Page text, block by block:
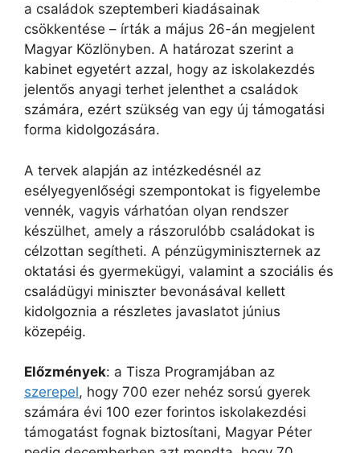
a családok szeptemberi kiadásainak
csökkentése – írták a május 26-án megjelent
Magyar Közlönyben. A határozat szerint a
kabinet egyetért azzal, hogy az iskolakezdés
jelentős anyagi terhet jelenthet a családok
számára, ezért szükség van egy új támogatási
forma kidolgozására.
A tervek alapján az intézkedésnél az
esélyegyenlőségi szempontokat is figyelembe
vennék, vagyis várhatóan olyan rendszer
készülhet, amely a rászorulóbb családokat is
célzottan segítheti. A pénzügyminiszternek az
oktatási és gyermekügyi, valamint a szociális és
családügyi miniszter bevonásával kellett
kidolgoznia a részletes javaslatot június
közepéig.
Előzmények: a Tisza Programjában az
szerepel, hogy 700 ezer nehéz sorsú gyerek
számára évi 100 ezer forintos iskolakezdési
támogatást fognak biztosítani, Magyar Péter